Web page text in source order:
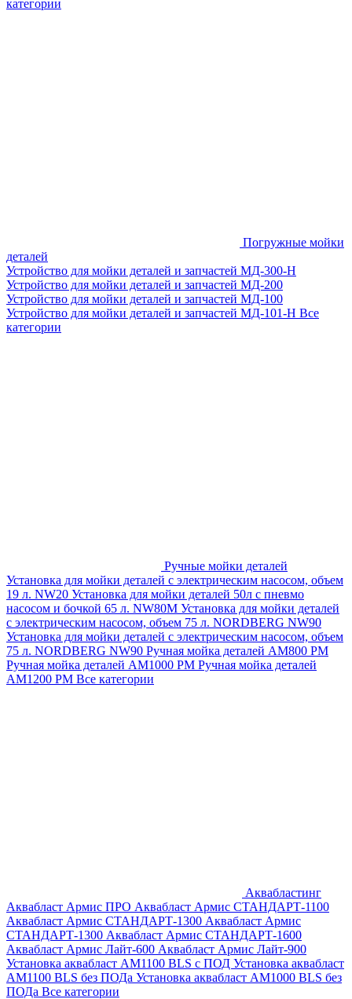
категории
Погружные мойки
деталей
Устройство для мойки деталей и запчастей МД-300-H
Устройство для мойки деталей и запчастей МД-200
Устройство для мойки деталей и запчастей МД-100
Устройство для мойки деталей и запчастей МД-101-Н Все
категории
Ручные мойки деталей
Установка для мойки деталей с электрическим насосом, объем
19 л. NW20 Установка для мойки деталей 50л с пневмо
насосом и бочкой 65 л. NW80M Установка для мойки деталей
с электрическим насосом, объем 75 л. NORDBERG NW90
Установка для мойки деталей с электрическим насосом, объем
75 л. NORDBERG NW90 Ручная мойка деталей АМ800 РМ
Ручная мойка деталей АМ1000 РМ Ручная мойка деталей
АМ1200 РМ Все категории
Аквабластинг
Аквабласт Армис ПРО Аквабласт Армис СТАНДАРТ-1100
Аквабласт Армис СТАНДАРТ-1300 Аквабласт Армис
СТАНДАРТ-1300 Аквабласт Армис СТАНДАРТ-1600
Аквабласт Армис Лайт-600 Аквабласт Армис Лайт-900
Установка аквабласт AM1100 BLS с ПОД Установка аквабласт
AM1100 BLS без ПОДа Установка аквабласт AM1000 BLS без
ПОДа Все категории